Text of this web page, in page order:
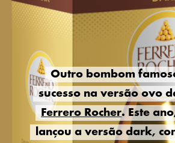
Outro bombom
sucesso na versão ovo
Ferrero Rocher. Este
lançou a versão dark,
Outro bombom
sucesso na versão ovo
Ferrero Rocher. Este
lançou a versão dark,